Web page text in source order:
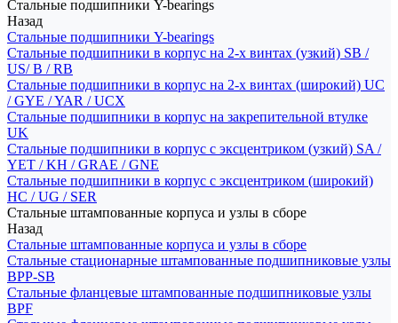
Стальные подшипники Y-bearings
Назад
Стальные подшипники Y-bearings
Стальные подшипники в корпус на 2-х винтах (узкий) SB /
US/ B / RB
Стальные подшипники в корпус на 2-х винтах (широкий) UC
/ GYE / YAR / UCX
Стальные подшипники в корпус на закрепительной втулке
UK
Стальные подшипники в корпус с эксцентриком (узкий) SA /
YET / KH / GRAE / GNE
Стальные подшипники в корпус с эксцентриком (широкий)
HC / UG / SER
Стальные штампованные корпуса и узлы в сборе
Назад
Стальные штампованные корпуса и узлы в сборе
Стальные стационарные штампованные подшипниковые узлы
BPP-SB
Стальные фланцевые штампованные подшипниковые узлы
BPF